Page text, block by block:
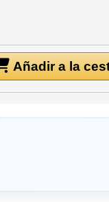
Añadir a la